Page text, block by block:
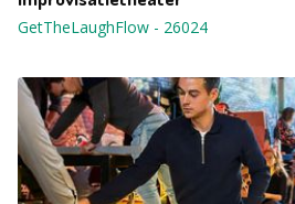
GetTheLaughFlow - 26024